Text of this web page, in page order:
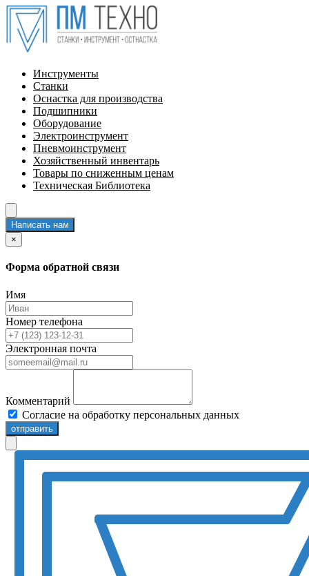
Инструменты
Станки
Оснастка для производства
Подшипники
Оборудование
Электроинструмент
Пневмоинструмент
Хозяйственный инвентарь
Товары по сниженным ценам
Техническая Библиотека
Написать нам
×
Форма обратной связи
Имя
Номер телефона
Электронная почта
Комментарий
Согласие на обработку персональных данных
отправить